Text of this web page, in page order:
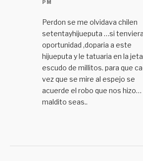
PM
Perdon se me olvidava chilen
setentayhijueputa …si
oportunidad ,doparia a este
hijueputa y le tatuaria en la
escudo de millitos. para que
vez que se mire al espejo se
acuerde el robo que nos hizo…
maldito seas..